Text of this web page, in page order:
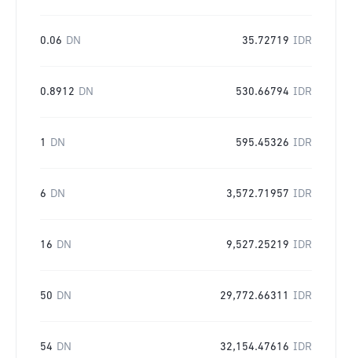
0.06 DN 35.72719 IDR
0.8912 DN 530.66794 IDR
1 DN 595.45326 IDR
6 DN 3,572.71957 IDR
16 DN 9,527.25219 IDR
50 DN 29,772.66311 IDR
54 DN 32,154.47616 IDR